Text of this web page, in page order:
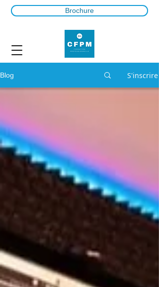
Brochure
Blog S'inscrire